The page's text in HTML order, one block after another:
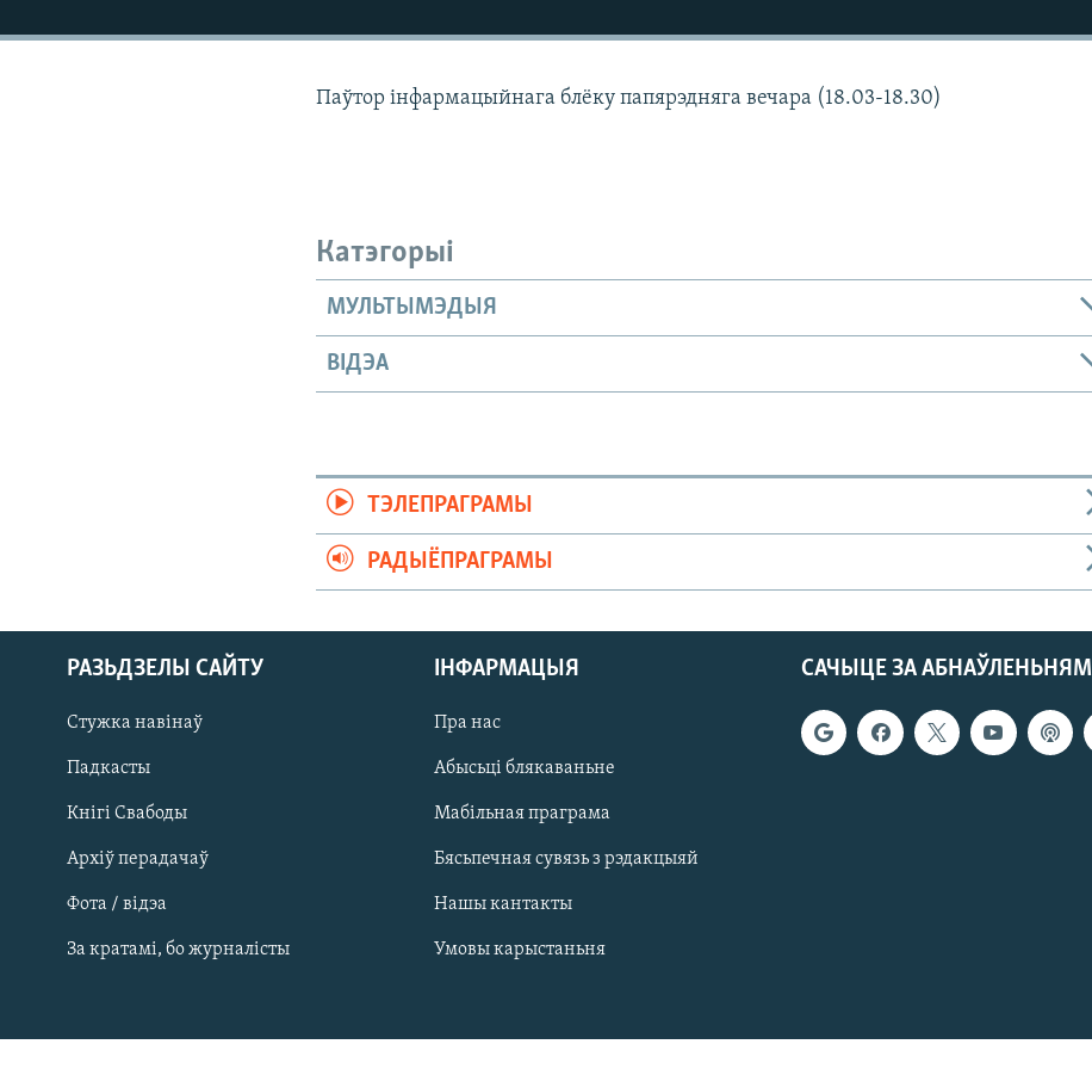
КАЛЯНДАР
НА ХВАЛЯХ СВАБОДЫ
САЧЫЦЕ ЗА АБНАЎЛЕНЬНЯМІ
Паўтор інфармацыйнага блёку папярэдняга вечара (18.03-18.30)
Катэгорыі
МУЛЬТЫМЭДЫЯ
ВІДЭА
ТЭЛЕПРАГРАМЫ
РАДЫЁПРАГРАМЫ
САЧЫЦЕ ЗА АБНАЎЛЕНЬНЯМІ
РАЗЬДЗЕЛЫ САЙТУ
Стужка навінаў
Падкасты
Кнігі Свабоды
Архіў перадачаў
Фота / відэа
За кратамі, бо журналісты
ІНФАРМАЦЫЯ
Пра нас
Абысьці блякаваньне
Мабільная праграма
Бясьпечная сувязь з рэдакцыяй
Нашы кантакты
Умовы карыстаньня